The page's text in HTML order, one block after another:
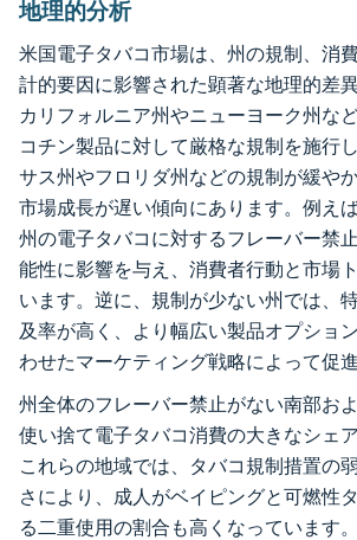
地理的分析
米国電子タバコ市場は、州の規制、消
計的要因に影響された顕著な地理的差
カリフォルニア州やニューヨーク州な
コチン製品に対して厳格な規制を施行
サス州やフロリダ州などの規制が緩や
市場成長が遅い傾向にあります。例え
州の電子タバコに対するフレーバー禁
能性に影響を与え、消費者行動と市場
います。逆に、規制が少ない州では、
及率が高く、より幅広い製品オプショ
わせたマーケティング戦略によって促
州全体のフレーバー禁止がない南部お
使い捨て電子タバコ消費の大きなシェ
これらの地域では、タバコ規制措置の
さにより、成人がベイピングと可燃性
る二重使用の割合も高くなっています